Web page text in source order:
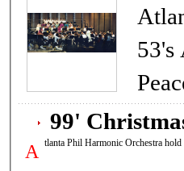
53's
99'
A tlanta Phil Harmonic Orchestra